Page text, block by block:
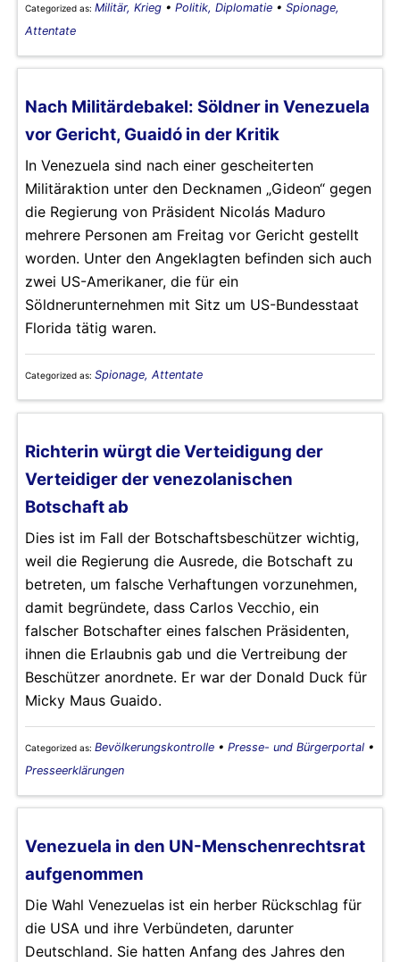
Categorized as: Militär, Krieg • Politik, Diplomatie • Spionage,
Attentate
Nach Militärdebakel: Söldner in Venezuela
vor Gericht, Guaidó in der Kritik
In Venezuela sind nach einer gescheiterten
Militäraktion unter den Decknamen „Gideon“ gegen
die Regierung von Präsident Nicolás Maduro
mehrere Personen am Freitag vor Gericht gestellt
worden. Unter den Angeklagten befinden sich auch
zwei US-Amerikaner, die für ein
Söldnerunternehmen mit Sitz um US-Bundesstaat
Florida tätig waren.
Categorized as: Spionage, Attentate
Richterin würgt die Verteidigung der
Verteidiger der venezolanischen
Botschaft ab
Dies ist im Fall der Botschaftsbeschützer wichtig,
weil die Regierung die Ausrede, die Botschaft zu
betreten, um falsche Verhaftungen vorzunehmen,
damit begründete, dass Carlos Vecchio, ein
falscher Botschafter eines falschen Präsidenten,
ihnen die Erlaubnis gab und die Vertreibung der
Beschützer anordnete. Er war der Donald Duck für
Micky Maus Guaido.
Categorized as: Bevölkerungskontrolle • Presse- und Bürgerportal •
Presseerklärungen
Venezuela in den UN-Menschenrechtsrat
aufgenommen
Die Wahl Venezuelas ist ein herber Rückschlag für
die USA und ihre Verbündeten, darunter
Deutschland. Sie hatten Anfang des Jahres den